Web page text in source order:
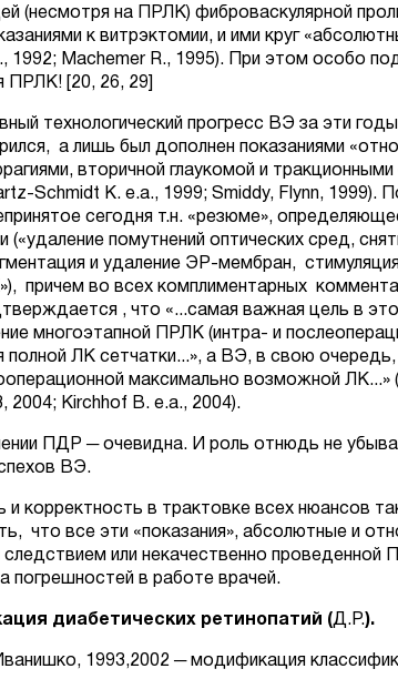
(несмотря на ПРЛК) фиброваскулярной
к витрэктомии, и ими круг
1992; Machemer R., 1995). При этом особо
ПРЛК! [20, 26, 29]
технологический прогресс ВЭ за эти
а лишь был дополнен показаниями
вторичной глаукомой и
Schmidt K. e.a., 1999; Smiddy, Flynn, 1999).
сегодня т.н. «резюме»,
помутнений оптических сред,
и удаление ЭР-мембран,
причем во всех комплиментарных
, что «...самая важная цель в
многоэтапной ПРЛК (интра- и
полной ЛК сетчатки...», а ВЭ, в свою
максимально возможной ЛК...»
2004; Kirchhof B. e.a., 2004).
ПДР ─ очевидна. И роль отнюдь не
ВЭ.
корректность в трактовке всех нюансов
что все эти «показания», абсолютные и
или некачественно проведенной
погрешностей в работе врачей.
диабетических ретинопатий (Д.Р.).
1993,2002 ─ модификация